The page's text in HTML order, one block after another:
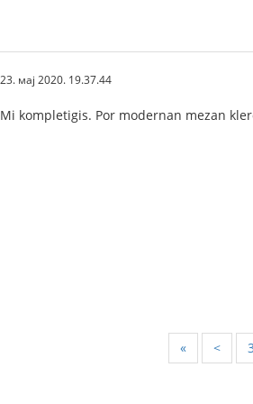
23. мај 2020. 19.37.44
Mi kompletigis. Por modernan mezan
« <